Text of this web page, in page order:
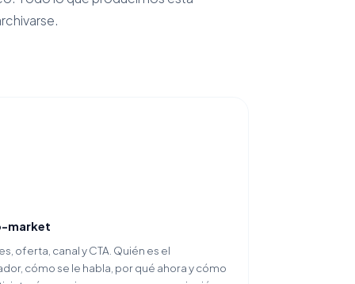
market
oferta, canal y CTA. Quién es el
cómo se le habla, por qué ahora y cómo